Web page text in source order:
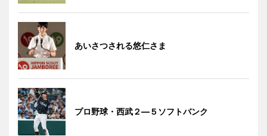
あいさつされる悠仁さま
プロ野球・西武２―５ソフトバンク